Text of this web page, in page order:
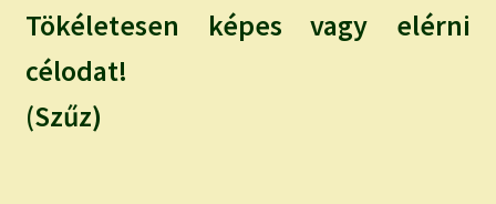
Tökéletesen képes vagy elérni
célodat!
(Szűz)